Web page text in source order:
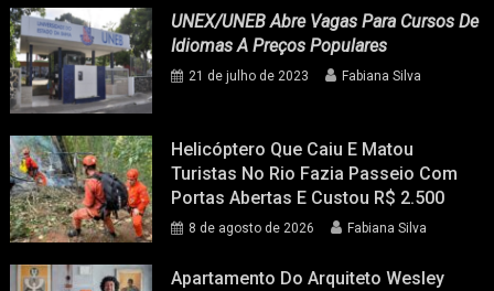
UNEX/UNEB Abre Vagas Para Cursos De
Idiomas A Preços Populares
21 de julho de 2023 Fabiana Silva
Helicóptero Que Caiu E Matou
Turistas No Rio Fazia Passeio Com
Portas Abertas E Custou R$ 2.500
8 de agosto de 2026 Fabiana Silva
Apartamento Do Arquiteto Wesley